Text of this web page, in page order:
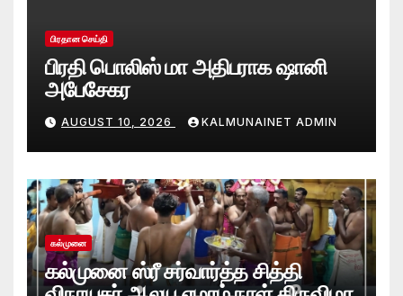
பிரதான செய்தி
பிரதி பொலிஸ் மா அதிபராக ஷானி
அபேசேகர
AUGUST 10, 2026 KALMUNAINET ADMIN
கல்முனை
கல்முனை ஸ்ரீ சர்வார்த்த சித்தி